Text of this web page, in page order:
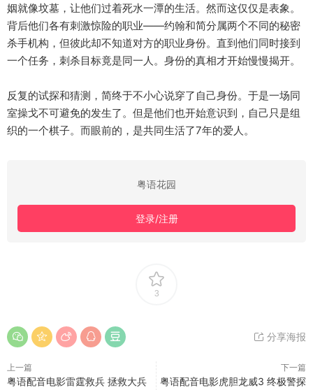
姻就像坟墓，让他们过着死水一潭的生活。然而这仅仅是表象。
背后他们各有刺激惊险的职业——约翰和简分属两个不同的秘密
杀手机构，但彼此却不知道对方的职业身份。直到他们同时接到
一个任务，刺杀目标竟是同一人。身份的真相才开始慢慢揭开。
反复的试探和猜测，简终于不小心说穿了自己身份。于是一场同
室操戈不可避免的发生了。但是他们也开始意识到，自己只是组
织的一个棋子。而眼前的，是共同生活了7年的爱人。
粤语花园
登录/注册
3
分享海报
上一篇
粤语配音电影雷霆救兵 拯救大兵
下一篇
粤语配音电影虎胆龙威3 终极警探